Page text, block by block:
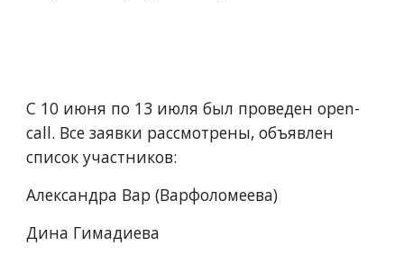
С 10 июня по 13 июля был проведен open-
call. Все заявки рассмотрены, объявлен
список участников:
Александра Вар (Варфоломеева)
Дина Гимадиева